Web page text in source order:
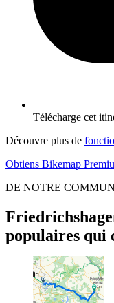
Télécharge cet
Découvre plus de
Obtiens Bikemap
DE NOTRE
populaires qui